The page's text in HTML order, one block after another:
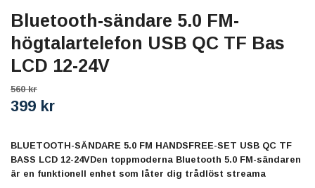
Bluetooth-sändare 5.0 FM-
högtalartelefon USB QC TF Bas
LCD 12-24V
560 kr
399 kr
BLUETOOTH-SÄNDARE 5.0 FM HANDSFREE-SET USB QC TF
BASS LCD 12-24VDen toppmoderna Bluetooth 5.0 FM-sändaren
är en funktionell enhet som låter dig trådlöst streama